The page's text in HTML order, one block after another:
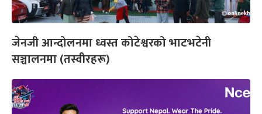
जेनजी आन्दोलनमा ध्वस्त कोटेश्वरको भाटभटेनी
सञ्चालनमा (तस्वीरहरू)